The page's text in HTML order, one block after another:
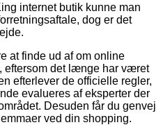
internet butik kunne man
dog er det
at finde ud af om online
eftersom det længe har været
efterlever de officielle regler,
evalueres af eksperter der
Desuden får du genvej
ved din shopping.